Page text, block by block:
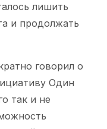
лишить
и продолжать
говорил о
Один
так и не